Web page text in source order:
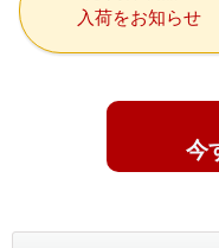
入荷をお知らせ
今